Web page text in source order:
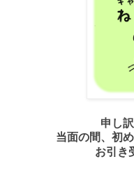
申し
当面の間、初
お引き